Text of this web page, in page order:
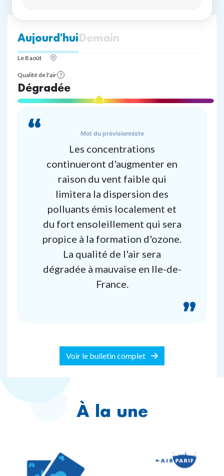
Aujourd'huiDemain
Le 8 août
Qualité de l'air
See
legend
Dégradée
Mot du prévisionniste
Les concentrations
continueront d'augmenter en
raison du vent faible qui
limitera la dispersion des
polluants émis localement et
du fort ensoleillement qui sera
propice à la formation d'ozone.
La qualité de l'air sera
dégradée à mauvaise en Ile-de-
France.
Voir le bulletin complet
À la une